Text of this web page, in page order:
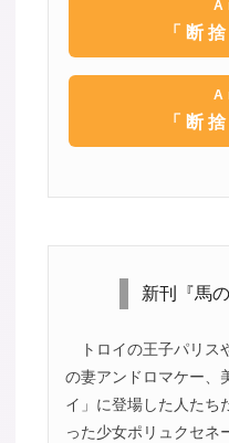
「断
「断
新刊『馬
トロイの王子パリ
の妻アンドロマケー、
イ」に登場した人たち
った少女ポリュクセネ